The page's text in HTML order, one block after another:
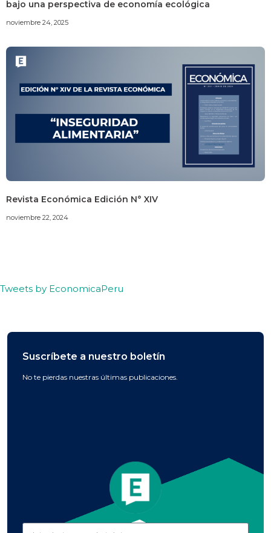
bajo una perspectiva de economía ecológica
noviembre 24, 2025
Revista Económica Edición N° XIV
noviembre 22, 2024
Tweets by EconomicaPeru
Suscríbete a nuestro boletín
No te pierdas nuestras últimas publicaciones.